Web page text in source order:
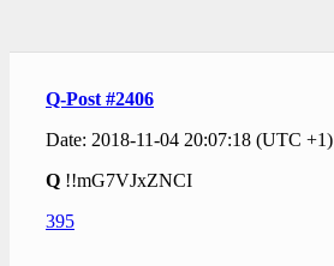
Q-Post #2406
Date: 2018-11-04 20:07:18 (UTC +1)
Q !!mG7VJxZNCI
395